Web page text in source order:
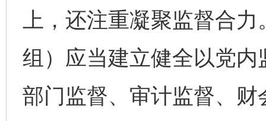
上，还注重凝聚监督合
组）应当建立健全以党
部门监督、审计监督、